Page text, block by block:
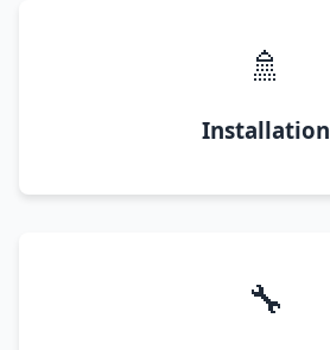
🚿
Installation
🔧